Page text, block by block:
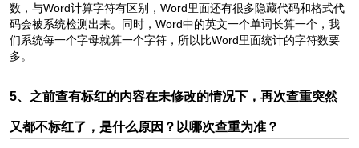
数，与Word计算字符有区别，Word里面还有很多隐藏代码和格式代
码会被系统检测出来。同时，Word中的英文一个单词长算一个，我
们系统每一个字母就算一个字符，所以比Word里面统计的字符数要
多。
5、之前查有标红的内容在未修改的情况下，再次查重突然
又都不标红了，是什么原因？以哪次查重为准？